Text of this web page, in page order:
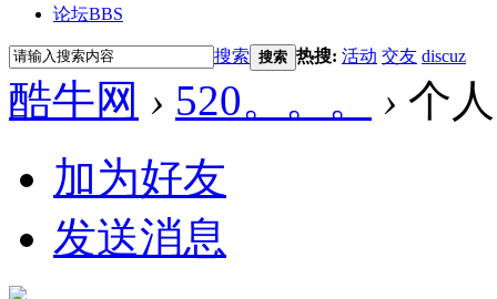
论坛BBS
搜索 搜索 热搜: 活动 交友 discuz
酷牛网 › 520。。。 › 个
加为好友
发送消息